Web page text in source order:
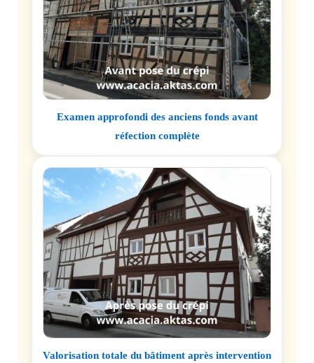
Examen approfondi des anciens fonds avant
réfection complète
Valorisation totale du bâtiment après intervention